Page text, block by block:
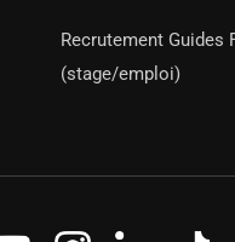
Recrutement Guides
(stage/emploi)